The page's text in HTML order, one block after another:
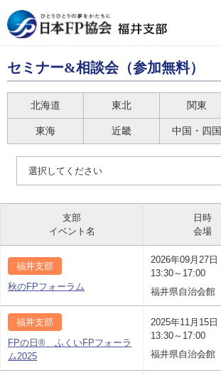
セミナー&相談会（参加無料）
北海道 東北 関東
東海 近畿 中国・四国
選択してください
支部
イベント名
日時
会場
福井支部
秋のFPフォーラム
2026年09月27日
13:30～17:00
福井県自治会館
福井支部
FPの日® ふくいFPフォーラ
ム2025
2025年11月15日
13:30～17:00
福井県自治会館